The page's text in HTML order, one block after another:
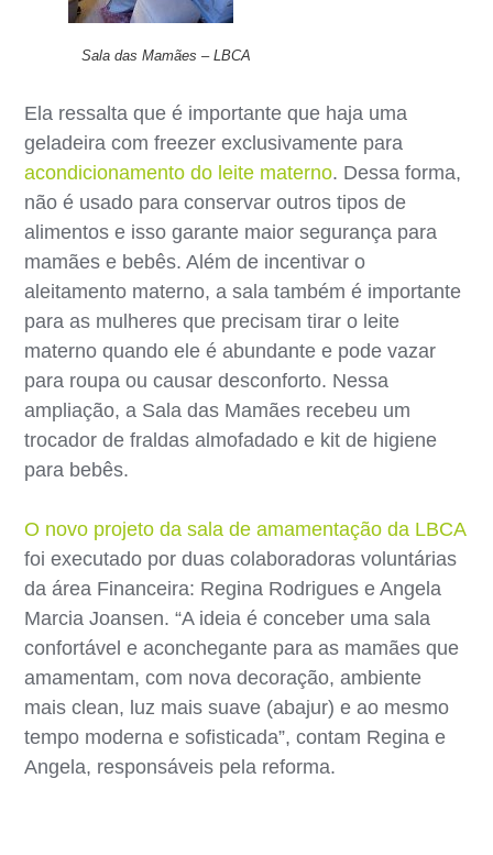
Sala das Mamães – LBCA
Ela ressalta que é importante que haja uma
geladeira com freezer exclusivamente para
acondicionamento do leite materno. Dessa forma,
não é usado para conservar outros tipos de
alimentos e isso garante maior segurança para
mamães e bebês. Além de incentivar o
aleitamento materno, a sala também é importante
para as mulheres que precisam tirar o leite
materno quando ele é abundante e pode vazar
para roupa ou causar desconforto. Nessa
ampliação, a Sala das Mamães recebeu um
trocador de fraldas almofadado e kit de higiene
para bebês.
O novo projeto da sala de amamentação da LBCA
foi executado por duas colaboradoras voluntárias
da área Financeira: Regina Rodrigues e Angela
Marcia Joansen. “A ideia é conceber uma sala
confortável e aconchegante para as mamães que
amamentam, com nova decoração, ambiente
mais clean, luz mais suave (abajur) e ao mesmo
tempo moderna e sofisticada”, contam Regina e
Angela, responsáveis pela reforma.